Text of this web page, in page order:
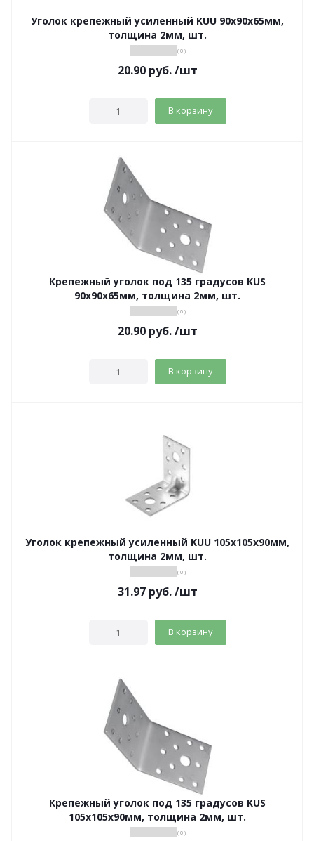
Уголок крепежный усиленный KUU 90х90х65мм,
толщина 2мм, шт.
( 0 )
20.90руб. /шт
В корзину
Крепежный уголок под 135 градусов KUS
90х90х65мм, толщина 2мм, шт.
( 0 )
20.90руб. /шт
В корзину
Уголок крепежный усиленный KUU 105х105х90мм,
толщина 2мм, шт.
( 0 )
31.97руб. /шт
В корзину
Крепежный уголок под 135 градусов KUS
105х105х90мм, толщина 2мм, шт.
( 0 )